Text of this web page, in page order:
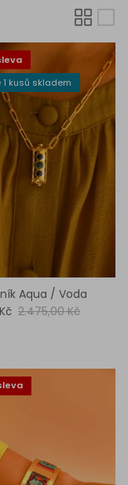
1 kusů skladem
Aqua / Voda
2.475,00 Kč